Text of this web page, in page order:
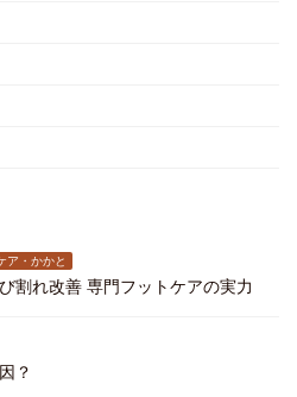
ア・かかと
割れ改善 専門フットケアの実力
？